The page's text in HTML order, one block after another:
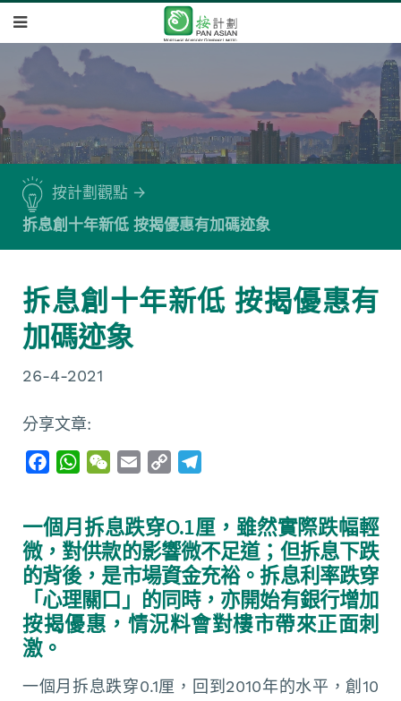
按計劃觀點
拆息創十年新低 按揭優惠有加碼迹象
拆息創十年新低 按揭優惠有
加碼迹象
26-4-2021
分享文章:
e
b
o
o
k
W
t
s
A
p
p
W
h
a
t
i
l
y
L
i
n
k
e
g
r
a
m
一個月拆息跌穿0.1厘，雖然實際跌幅輕
微，對供款的影響微不足道；但拆息下跌
的背後，是市場資金充裕。拆息利率跌穿
「心理關口」的同時，亦開始有銀行增加
按揭優惠，情況料會對樓市帶來正面刺
激。
一個月拆息跌穿0.1厘，回到2010年的水平，創10